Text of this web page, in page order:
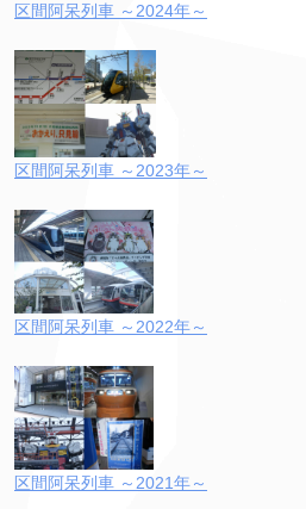
区間阿呆列車 ～2024年～
区間阿呆列車 ～2023年～
区間阿呆列車 ～2022年～
区間阿呆列車 ～2021年～